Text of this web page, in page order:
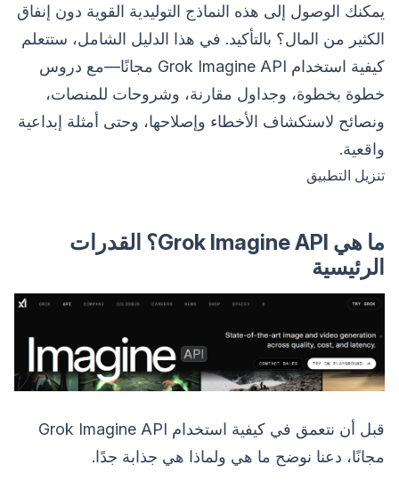
يمكنك الوصول إلى هذه النماذج التوليدية القوية دون إنفاق
الكثير من المال؟ بالتأكيد. في هذا الدليل الشامل، ستتعلم
كيفية استخدام Grok Imagine API مجانًا—مع دروس
خطوة بخطوة، وجداول مقارنة، وشروحات للمنصات،
ونصائح لاستكشاف الأخطاء وإصلاحها، وحتى أمثلة إبداعية
واقعية.
تنزيل التطبيق
ما هي Grok Imagine API؟ القدرات
الرئيسية
قبل أن نتعمق في كيفية استخدام Grok Imagine API
مجانًا، دعنا نوضح ما هي ولماذا هي جذابة جدًا.